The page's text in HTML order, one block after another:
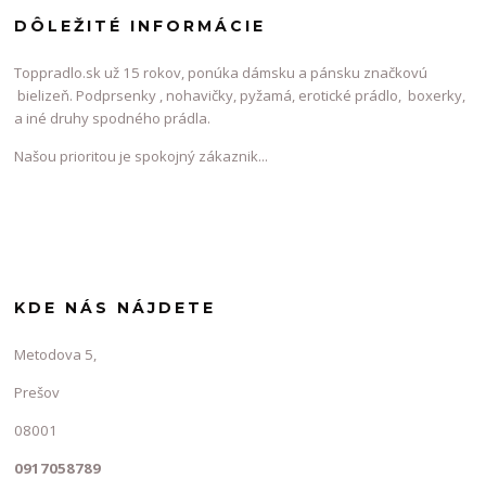
DÔLEŽITÉ INFORMÁCIE
Toppradlo.sk už 15 rokov, ponúka dámsku a pánsku značkovú
bielizeň. Podprsenky , nohavičky, pyžamá, erotické prádlo, boxerky,
a iné druhy spodného prádla.
Našou prioritou je spokojný zákaznik...
KDE NÁS NÁJDETE
Metodova 5,
Prešov
08001
0917058789